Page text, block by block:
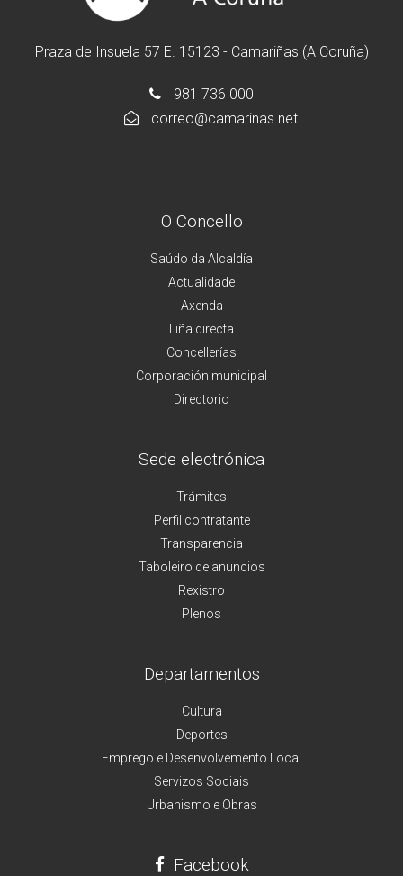
Praza de Insuela 57 E. 15123 - Camariñas (A Coruña)
981 736 000
correo@camarinas.net
O Concello
Saúdo da Alcaldía
Actualidade
Axenda
Liña directa
Concellerías
Corporación municipal
Directorio
Sede electrónica
Trámites
Perfil contratante
Transparencia
Taboleiro de anuncios
Rexistro
Plenos
Departamentos
Cultura
Deportes
Emprego e Desenvolvemento Local
Servizos Sociais
Urbanismo e Obras
Facebook